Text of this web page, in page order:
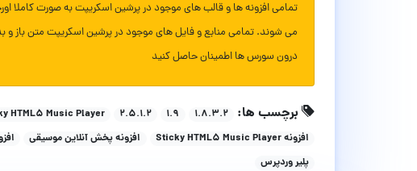
تمامی افزونه ها و قالب های موجود در پرشین اسکریپت به صورت کاملا
می شوند. تمامی منابع و فایل های موجود در پرشین اسکریپت متن باز
درون سورس ها اطمینان حاصل کنید
برچسب ها: ۱.۸.۳.۲ ۱.۹ ۲.۵.۱.۲ HTML5 Music Player
افزونه Sticky HTML5 Music Player
افزونه پخش آنلاین موسیقی
پلیر وردپرس